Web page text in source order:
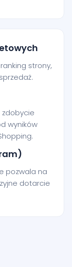
strony,
zdobycie
wyników
pozwala na
dotarcie